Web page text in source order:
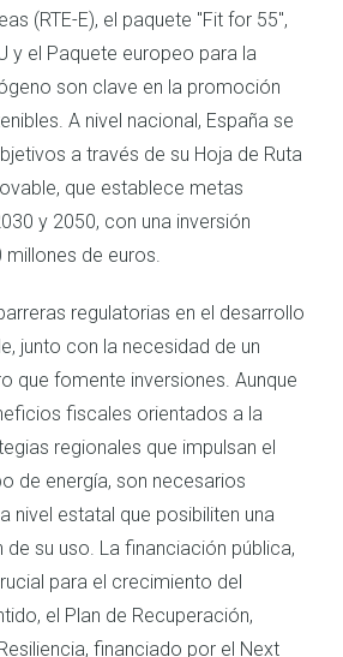
(RTE-E), el paquete "Fit for 55",
y el Paquete europeo para la
son clave en la promoción
A nivel nacional, España se
a través de su Hoja de Ruta
que establece metas
y 2050, con una inversión
de euros.
regulatorias en el desarrollo
junto con la necesidad de un
que fomente inversiones. Aunque
fiscales orientados a la
regionales que impulsan el
de energía, son necesarios
nivel estatal que posibiliten una
su uso. La financiación pública,
para el crecimiento del
el Plan de Recuperación,
financiado por el Next